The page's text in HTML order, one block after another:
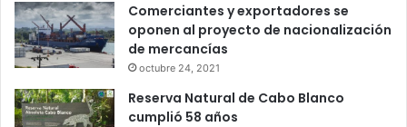
Comerciantes y exportadores se
oponen al proyecto de nacionalización
de mercancías
octubre 24, 2021
Reserva Natural de Cabo Blanco
cumplió 58 años